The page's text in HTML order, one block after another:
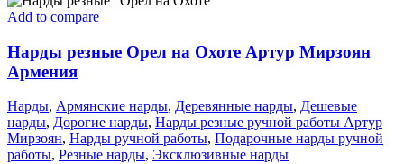
Add to compare
Нарды резные Орел на Охоте Артур Мирзоян
Армения
Нарды, Армянские нарды, Деревянные нарды, Дешевые
нарды, Дорогие нарды, Нарды резные ручной работы Артур
Мирзоян, Нарды ручной работы, Подарочные нарды ручной
работы, Резные нарды, Эксклюзивные нарды